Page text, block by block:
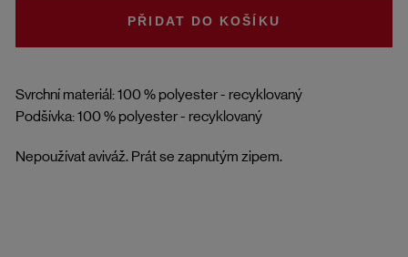
Svrchní materiál: 100 % polyester - recyklovaný
Podšívka: 100 % polyester - recyklovaný
Nepoužívat aviváž. Prát se zapnutým zipem.
DO KOŠÍKU